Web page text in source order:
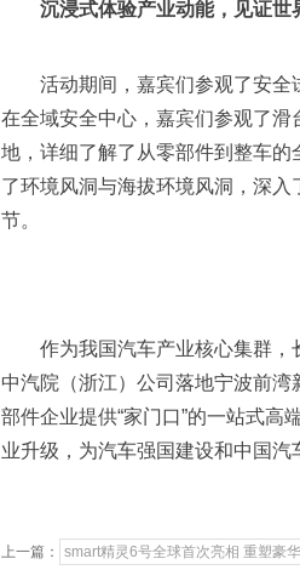
沉浸式体验产业动能，见证世
活动期间，嘉宾们参观了安全
在全域安全中心，嘉宾们参观了
地，详细了解了从零部件到整车
了环境风洞与海拔环境风洞，深
节。
作为我国汽车产业核心集群，
中汽院（浙江）公司落地宁波前
部件企业提供“家门口”的一站式
业升级，为汽车强国建设和中国汽
上一篇： smart精灵6号全球首次亮相 重塑豪